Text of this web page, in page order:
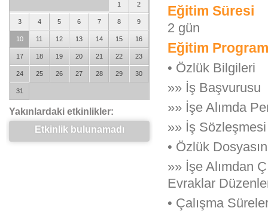
1 2
3 4 5 6 7 8 9
10 11 12 13 14 15 16
17 18 19 20 21 22 23
24 25 26 27 28 29 30
31
Yakınlardaki etkinlikler:
Etkinlik bulunamadı
Eğitim Süresi
2 gün
Eğitim
• Özlük Bilgileri
»» İş Başvurusu
»» İşe Alımda
»» İş
• Özlük
»» İşe Alımdan
Evraklar
• Çalışma